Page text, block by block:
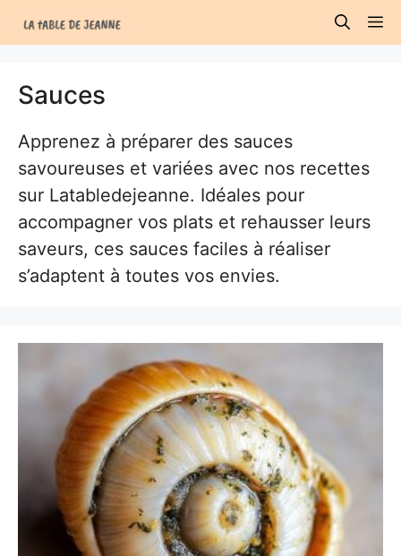
au
Sauces
Apprenez à préparer des sauces
savoureuses et variées avec nos recettes
sur Latabledejeanne. Idéales pour
accompagner vos plats et rehausser leurs
saveurs, ces sauces faciles à réaliser
s’adaptent à toutes vos envies.